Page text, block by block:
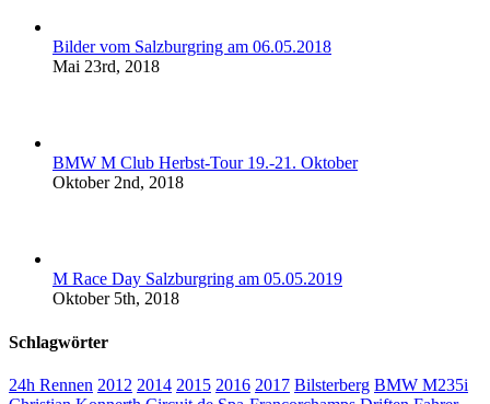
Bilder vom Salzburgring am 06.05.2018
Mai 23rd, 2018
BMW M Club Herbst-Tour 19.-21. Oktober
Oktober 2nd, 2018
M Race Day Salzburgring am 05.05.2019
Oktober 5th, 2018
Schlagwörter
24h Rennen 2012 2014 2015 2016 2017 Bilsterberg BMW M235i